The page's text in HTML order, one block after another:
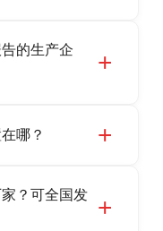
深化设计、现货
，主营
的生产企
正规第三方检测
地址迎宾大街 9
哪？
号，是专业隔震
、LNR 天然、
？可全国发